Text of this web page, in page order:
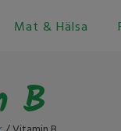
Mat & Hälsa
B